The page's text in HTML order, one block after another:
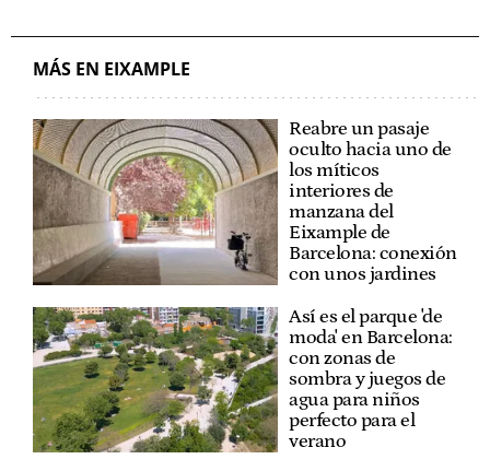
MÁS EN EIXAMPLE
Reabre un pasaje
oculto hacia uno de
los míticos
interiores de
manzana del
Eixample de
Barcelona: conexión
con unos jardines
Así es el parque 'de
moda' en Barcelona:
con zonas de
sombra y juegos de
agua para niños
perfecto para el
verano